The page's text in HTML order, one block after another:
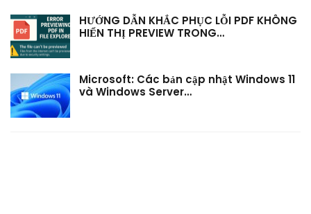
HƯỚNG DẪN KHẮC PHỤC LỖI PDF KHÔNG
HIỂN THỊ PREVIEW TRONG…
Microsoft: Các bản cập nhật Windows 11
và Windows Server…